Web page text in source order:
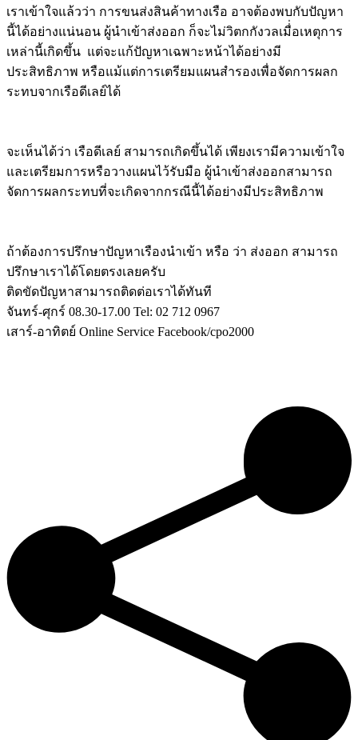
เราเข้าใจแล้วว่า การขนส่งสินค้าทางเรือ อาจต้องพบกับปัญหา
นี้ได้อย่างแน่นอน ผู้นำเข้าส่งออก ก็จะไม่วิตกกังวลเมื่่อเหตุการ
เหล่านี้เกิดขึ้น แต่จะแก้ปัญหาเฉพาะหน้าได้อย่างมี
ประสิทธิภาพ หรือแม้แต่การเตรียมแผนสำรองเพื่อจัดการผลก
ระทบจากเรือดีเลย์ได้
จะเห็นได้ว่า เรือดีเลย์ สามารถเกิดขึ้นได้ เพียงเรามีความเข้าใจ
และเตรียมการหรือวางแผนไว้รับมือ ผู้นำเข้าส่งออกสามารถ
จัดการผลกระทบที่จะเกิดจากกรณีนี้ได้อย่างมีประสิทธิภาพ
ถ้าต้องการปรึกษาปัญหาเรืองนำเข้า หรือ ว่า ส่งออก สามารถ
ปรึกษาเราได้โดยตรงเลยครับ
ติดขัดปัญหาสามารถติดต่อเราได้ทันที
จันทร์-ศุกร์ 08.30-17.00 Tel: 02 712 0967
เสาร์-อาทิตย์ Online Service Facebook/cpo2000